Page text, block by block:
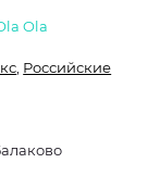
Ola
Российские